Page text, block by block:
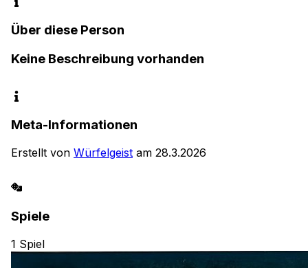
Über diese Person
Keine Beschreibung vorhanden
Meta-Informationen
Erstellt von Würfelgeist am 28.3.2026
Spiele
1 Spiel